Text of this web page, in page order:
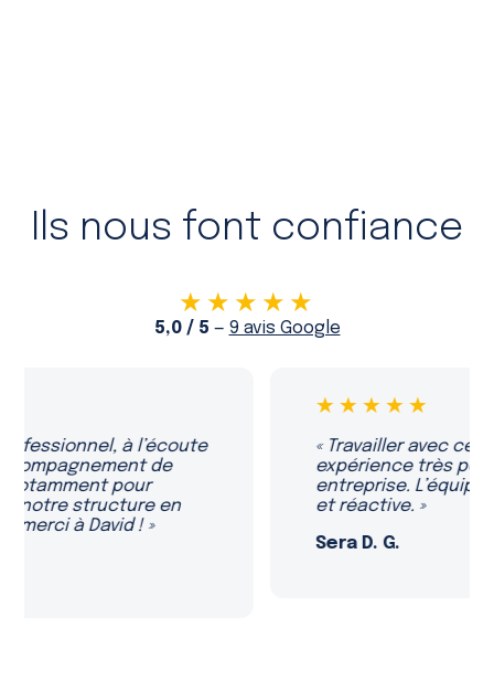
Ils nous font confiance
★★★★★
5,0 / 5 — 9 avis Google
« Travailler avec ce cabinet a été une
expérience très positive pour notre
entreprise. L’équipe est compétente
et réactive. »